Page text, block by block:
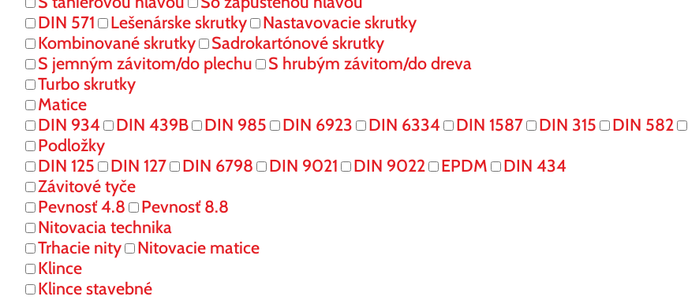
DIN 571
Lešenárske skrutky
Nastavovacie skrutky
Kombinované skrutky
Sadrokartónové skrutky
S jemným závitom/do plechu
S hrubým závitom/do dreva
Turbo skrutky
Matice
DIN 934
DIN 439B DIN 985 DIN 6923 DIN 6334 DIN 1587 DIN 315 DIN 582
Podložky
DIN 125
DIN 127 DIN 6798 DIN 9021 DIN 9022 EPDM
DIN 434
Závitové tyče
Pevnosť 4.8
Pevnosť 8.8
Nitovacia technika
Trhacie nity
Nitovacie matice
Klince
Klince stavebné